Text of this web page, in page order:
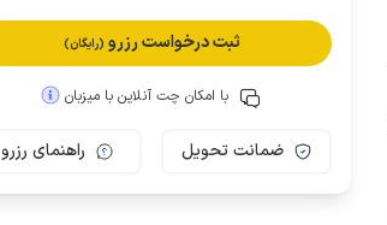
ثبت درخواست رزرو (رایگان)
با امکان چت آنلاین با میزبان
ضمانت تحویل راهنمای رزرو